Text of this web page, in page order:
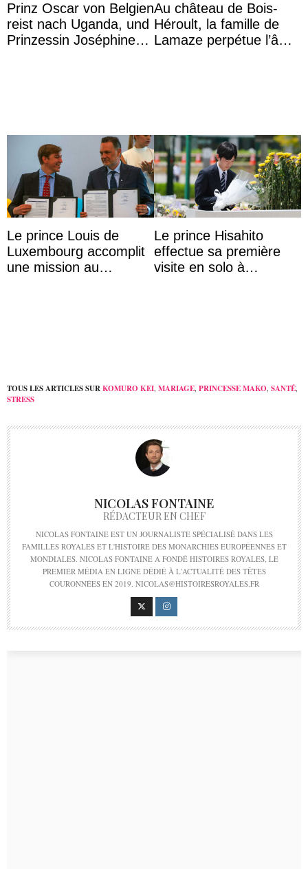
Prinz Oscar von Belgien
reist nach Uganda, und
Prinzessin Joséphine
Au château de Bois-
Héroult, la famille de
Lamaze perpétue l’âme
Le prince Louis de
Luxembourg accomplit
une mission au
Le prince Hisahito
effectue sa première
visite en solo à
TOUS LES ARTICLES SURKOMURO KEI MARIAGE PRINCESSE MAKO SANTÉ
STRESS
NICOLAS FONTAINE
RÉDACTEUR EN CHEF
NICOLAS FONTAINE EST UN JOURNALISTE SPÉCIALISÉ DANS LES
FAMILLES ROYALES ET L'HISTOIRE DES MONARCHIES EUROPÉENNES ET
MONDIALES. NICOLAS FONTAINE A FONDÉ HISTOIRES ROYALES, LE
PREMIER MÉDIA EN LIGNE DÉDIÉ À L'ACTUALITÉ DES TÊTES
COURONNÉES EN 2019. NICOLAS@HISTOIRESROYALES.FR